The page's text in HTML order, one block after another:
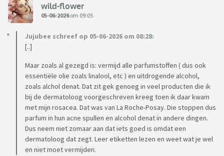
wild-flower
05-06-2026om 09:05
Jujubee schreef op 05-06-2026 om 08:28:
[..]
Maar zoals al gezegd is: vermijd alle parfumstoffen ( dus ook
essentiële olie zoals linalool, etc ) en uitdrogende alcohol,
zoals alchol denat. Dat zit gek genoeg in veel producten die ik
bij de dermatoloog voorgeschreven kreeg toen ik daar kwam
met mijn rosacea. Dat was van La Roche-Posay. Die stoppen dus
parfum in hun acne spullen en alcohol denat in andere dingen.
Dus neem niet zomaar aan dat iets goed is omdat een
dermatoloog dat zegt. Leer etiketten lezen en weet wat je wel
en niet moet vermijden.